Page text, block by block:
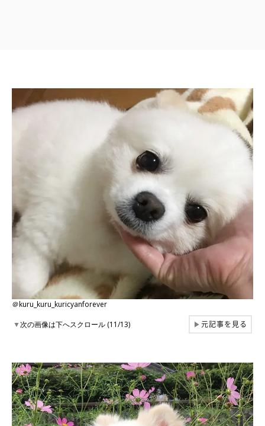
＠kuru_kuru_kuricyanforever
▼次の画像は下へスクロール (11/13) ▶元記事を見る